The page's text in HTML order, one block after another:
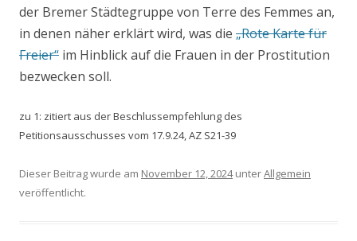
der Bremer Städtegruppe von Terre des Femmes an,
in denen näher erklärt wird, was die „Rote Karte für
Freier“ im Hinblick auf die Frauen in der Prostitution
bezwecken soll.
zu 1: zitiert aus der Beschlussempfehlung des
Petitionsausschusses vom 17.9.24, AZ S21-39
Dieser Beitrag wurde am November 12, 2024unterAllgemein
veröffentlicht.